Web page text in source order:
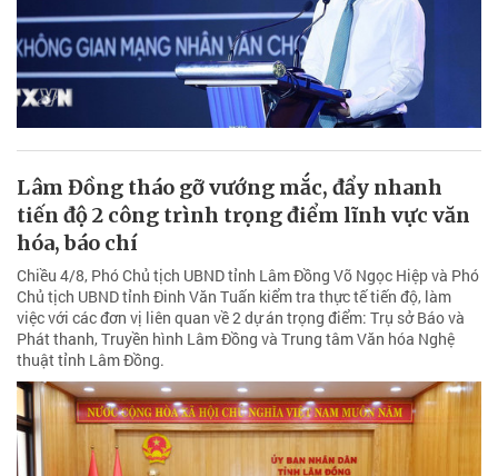
Lâm Đồng tháo gỡ vướng mắc, đẩy nhanh
tiến độ 2 công trình trọng điểm lĩnh vực văn
hóa, báo chí
Chiều 4/8, Phó Chủ tịch UBND tỉnh Lâm Đồng Võ Ngọc Hiệp và Phó
Chủ tịch UBND tỉnh Đinh Văn Tuấn kiểm tra thực tế tiến độ, làm
việc với các đơn vị liên quan về 2 dự án trọng điểm: Trụ sở Báo và
Phát thanh, Truyền hình Lâm Đồng và Trung tâm Văn hóa Nghệ
thuật tỉnh Lâm Đồng.